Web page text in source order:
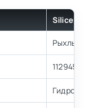
Silicell
Рыхлый
112945-